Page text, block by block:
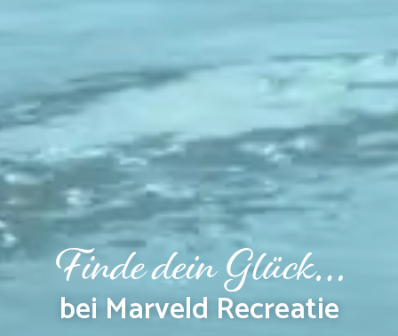
bei Marveld Recreatie